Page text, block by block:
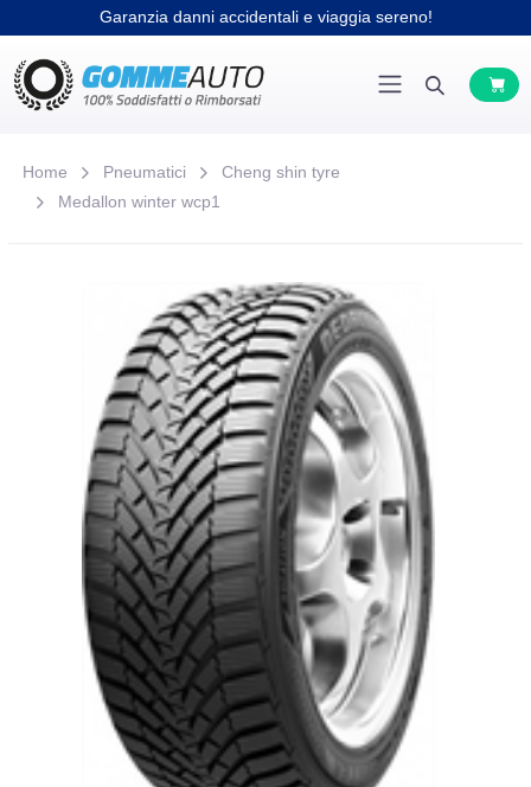
Garanzia danni accidentali e viaggia sereno!
Home Pneumatici
Cheng shin tyre
Medallon winter wcp1